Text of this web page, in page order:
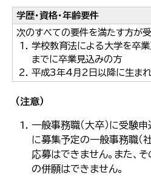
学歴・資格・年齢要件
次のすべての要件を満たす方が受
学校教育法による大学を卒
までに卒業見込みの方
平成3年4月2日以降に生ま
（注意）
一般事務職（大卒）に受験
に募集予定の一般事務職（
応募はできません。また、
の併願はできません。